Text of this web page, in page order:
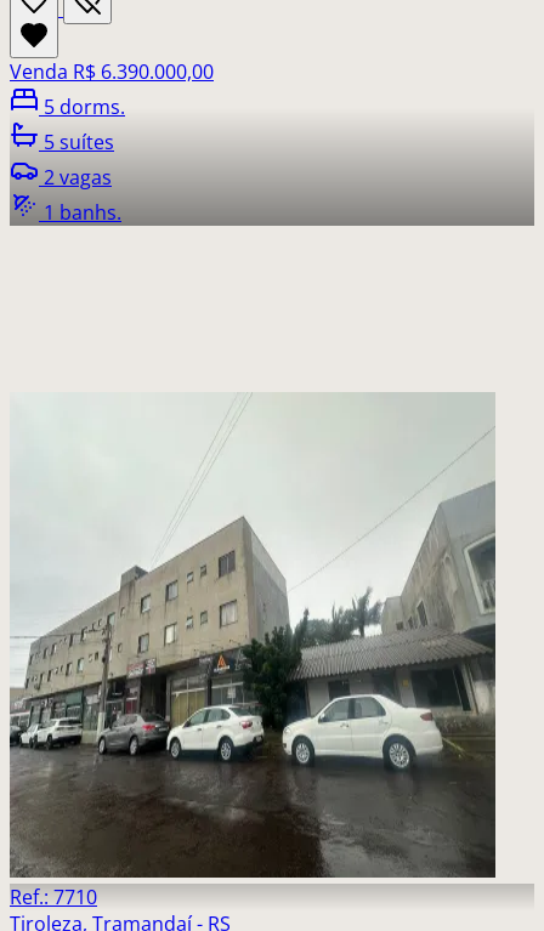
Venda R$ 6.390.000,00
5 dorms.
5 suítes
2 vagas
1 banhs.
Ref.: 7710
Tiroleza, Tramandaí - RS